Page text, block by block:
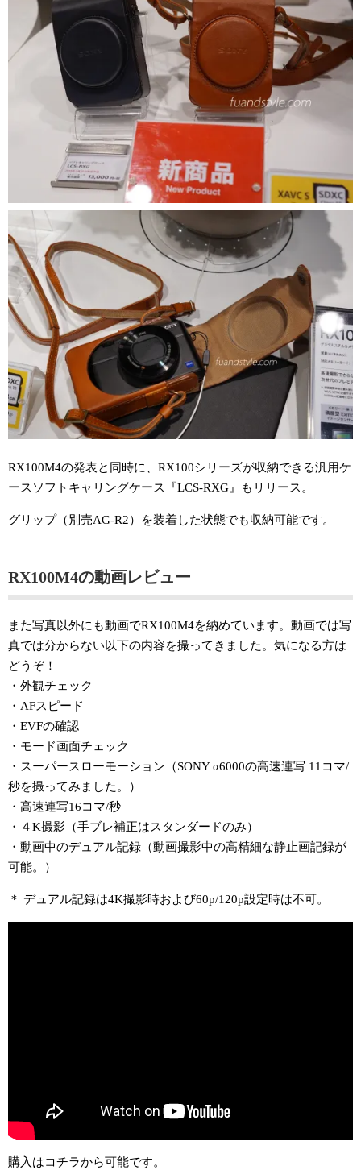
RX100M4の発表と同時に、RX100シリーズが収納できる汎用ケ
ースソフトキャリングケース『LCS-RXG』もリリース。
グリップ（別売AG-R2）を装着した状態でも収納可能です。
RX100M4の動画レビュー
また写真以外にも動画でRX100M4を納めています。動画では写
真では分からない以下の内容を撮ってきました。気になる方は
どうぞ！
・外観チェック
・AFスピード
・EVFの確認
・モード画面チェック
・スーパースローモーション（SONY α6000の高速連写 11コマ/
秒を撮ってみました。）
・高速連写16コマ/秒
・４K撮影（手ブレ補正はスタンダードのみ）
・動画中のデュアル記録（動画撮影中の高精細な静止画記録が
可能。）
＊ デュアル記録は4K撮影時および60p/120p設定時は不可。
購入はコチラから可能です。